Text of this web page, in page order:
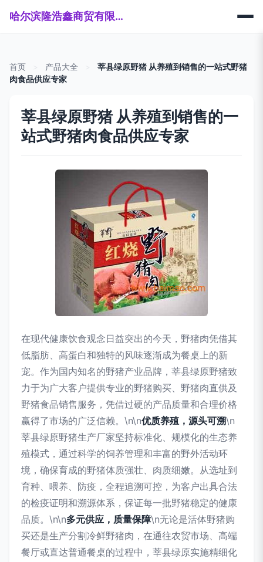
哈尔滨隆浩鑫商贸有限公司
首页 产品大全
莘县绿原野猪 从养殖到销售的一站式野猪
肉食品供应专家
莘县绿原野猪 从养殖到销售的一
站式野猪肉食品供应专家
在现代健康饮食观念日益突出的今天，野猪肉凭借其
低脂肪、高蛋白和独特的风味逐渐成为餐桌上的新
宠。作为国内知名的野猪产业品牌，莘县绿原野猪致
力于为广大客户提供专业的野猪购买、野猪肉直供及
野猪食品销售服务，凭借过硬的产品质量和合理价格
赢得了市场的广泛信赖。\n\n优质养殖，源头可溯\n
莘县绿原野猪生产厂家坚持标准化、规模化的生态养
殖模式，通过科学的饲养管理和丰富的野外活动环
境，确保育成的野猪体质强壮、肉质细嫩。从选址到
育种、喂养、防疫，全程追溯可控，为客户出具合法
的检疫证明和溯源体系，保证每一批野猪稳定的健康
品质。\n\n多元供应，质量保障\n无论是活体野猪购
买还是生产分割冷鲜野猪肉，在通往农贸市场、高端
餐厅或直达普通餐桌的过程中，莘县绿原实施精细化